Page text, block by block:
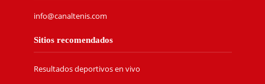
info@canaltenis.com
Sitios recomendados
Resultados deportivos en vivo